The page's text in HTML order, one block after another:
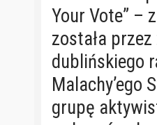
Your Vote” –
została
dublińskiego
Malachy’ego
grupę